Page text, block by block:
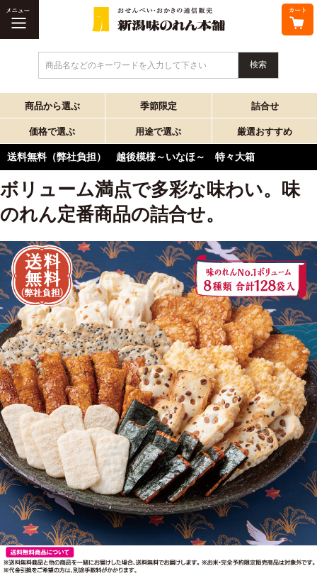
商品名などのキーワードを入力して下さい
商品から選ぶ 季節限定 詰合せ
価格で選ぶ 用途で選ぶ 厳選おすすめ
送料無料（弊社負担） 越後模様～いなほ～ 特々大箱
ボリューム満点で多彩な味わい。味
のれん定番商品の詰合せ。